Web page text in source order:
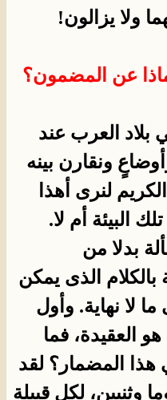
ولا يزالون!
عن المضمون؟
بلاد العرب عند
ونقارن بينه
لنرى أهذا
البيئة أم لا.
بدلا من
الذى يمكن
لا نهاية. وأول
العقيدة، فما
هذا المضمار؟ لقد
وثنيين، لكل قبيلة